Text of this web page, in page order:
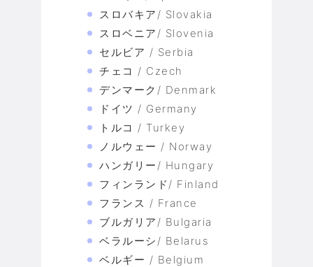
スロバキア/ Slovakia
スロベニア/ Slovenia
セルビア / Serbia
チェコ / Czech
デンマーク/ Denmark
ドイツ / Germany
トルコ / Turkey
ノルウェー / Norway
ハンガリー/ Hungary
フィンランド/ Finland
フランス / France
ブルガリア/ Bulgaria
ベラルーシ/ Belarus
ベルギー / Belgium